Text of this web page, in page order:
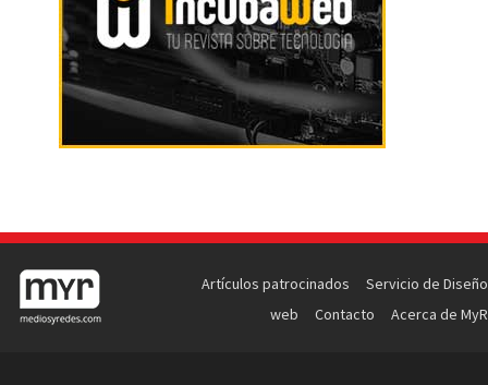
Artículos patrocinados
Servicio de Diseño
web
Contacto Acerca de MyR